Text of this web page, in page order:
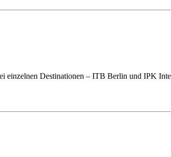
einzelnen Destinationen – ITB Berlin und IPK